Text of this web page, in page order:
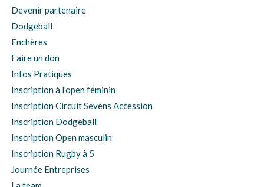
Devenir partenaire
Dodgeball
Enchères
Faire un don
Infos Pratiques
Inscription à l’open féminin
Inscription Circuit Sevens Accession
Inscription Dodgeball
Inscription Open masculin
Inscription Rugby à 5
Journée Entreprises